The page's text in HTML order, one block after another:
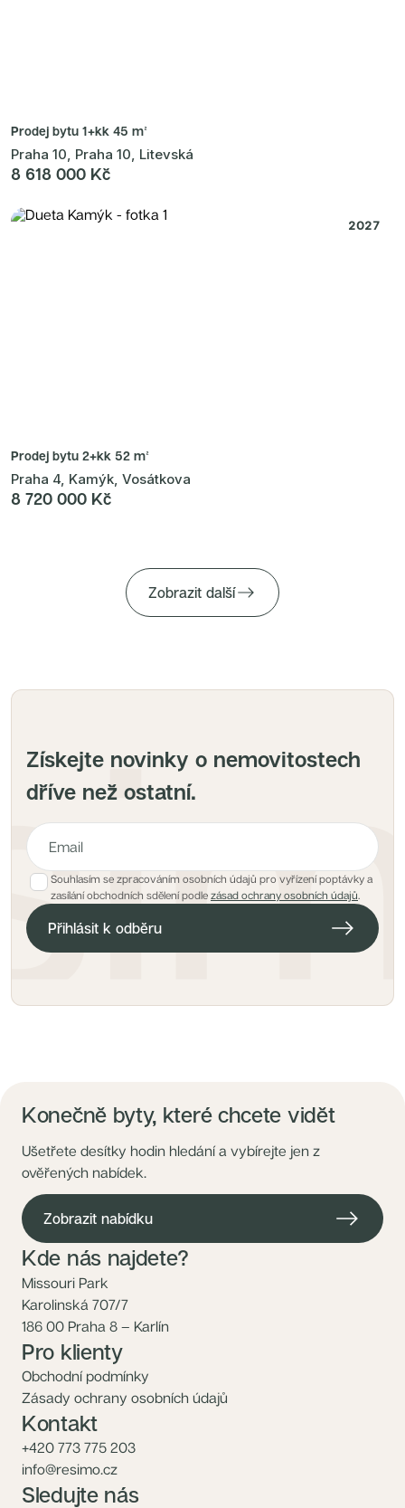
Prodej bytu 1+kk 45 m²
Praha 10, Praha 10, Litevská
8 618 000 Kč
2027
Prodej bytu 2+kk 52 m²
Praha 4, Kamýk, Vosátkova
8 720 000 Kč
Zobrazit další
Získejte novinky o nemovitostech
dříve než ostatní.
E-mailová adresa pro hlídacího psa
Souhlasím se zpracováním osobních údajů pro vyřízení poptávky a
zasílání obchodních sdělení podle zásad ochrany osobních údajů.
Přihlásit k odběru
Konečně byty, které chcete vidět
Ušetřete desítky hodin hledání a vybírejte jen z
ověřených nabídek.
Zobrazit nabídku
Kde nás najdete?
Missouri Park
Karolinská 707/7
186 00 Praha 8 – Karlín
Pro klienty
Obchodní podmínky
Zásady ochrany osobních údajů
Kontakt
+420 773 775 203
info@resimo.cz
Sledujte nás